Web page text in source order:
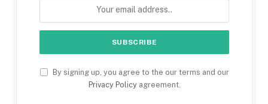
By signing up, you agree to the our terms and our
Privacy Policyagreement.